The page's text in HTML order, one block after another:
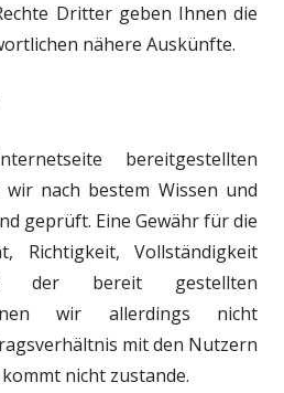
Dritter geben Ihnen die
nähere Auskünfte.
bereitgestellten
nach bestem Wissen und
geprüft. Eine Gewähr für die
Richtigkeit, Vollständigkeit
der bereit gestellten
wir allerdings nicht
mit den Nutzern
nicht zustande.